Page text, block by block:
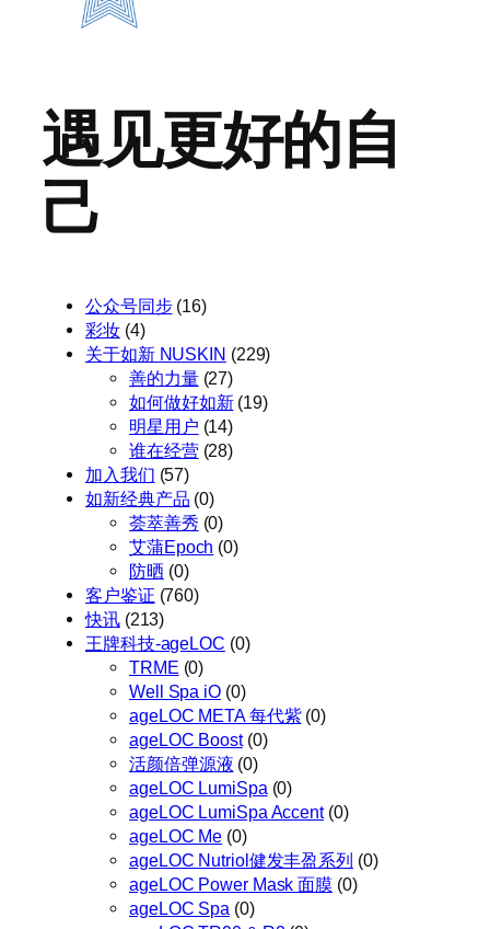
遇见更好的自
己
公众号同步(16)
彩妆(4)
关于如新 NUSKIN (229)
善的力量(27)
如何做好如新(19)
明星用户 (14)
谁在经营(28)
加入我们 (57)
如新经典产品 (0)
荟萃善秀 (0)
艾蒲Epoch (0)
防晒 (0)
客户鉴证 (760)
快讯(213)
王牌科技-ageLOC (0)
TRME (0)
Well Spa iO(0)
ageLOC META 每代紫(0)
ageLOC Boost(0)
活颜倍弹源液 (0)
ageLOC LumiSpa (0)
ageLOC LumiSpa Accent(0)
ageLOC Me (0)
ageLOC Nutriol健发丰盈系列 (0)
ageLOC Power Mask 面膜 (0)
ageLOC Spa (0)